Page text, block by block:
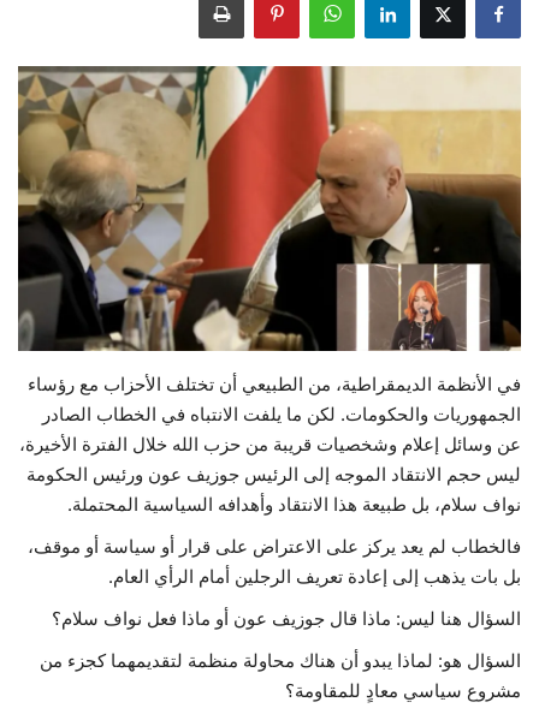
علوم وتكنولوجيا
حياة
في الأنظمة الديمقراطية، من الطبيعي أن تختلف الأحزاب مع رؤساء
الجمهوريات والحكومات. لكن ما يلفت الانتباه في الخطاب الصادر
عن وسائل إعلام وشخصيات قريبة من حزب الله خلال الفترة الأخيرة،
ليس حجم الانتقاد الموجه إلى الرئيس جوزيف عون ورئيس الحكومة
نواف سلام، بل طبيعة هذا الانتقاد وأهدافه السياسية المحتملة.
فالخطاب لم يعد يركز على الاعتراض على قرار أو سياسة أو موقف،
بل بات يذهب إلى إعادة تعريف الرجلين أمام الرأي العام.
السؤال هنا ليس: ماذا قال جوزيف عون أو ماذا فعل نواف سلام؟
السؤال هو: لماذا يبدو أن هناك محاولة منظمة لتقديمهما كجزء من
مشروع سياسي معادٍ للمقاومة؟